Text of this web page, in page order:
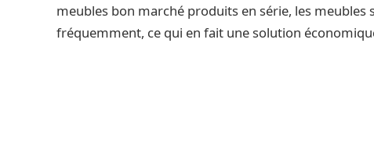
meubles bon marché produits en série, les meubles
fréquemment, ce qui en fait une solution